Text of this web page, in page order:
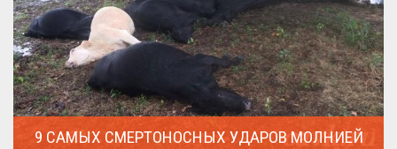
9 САМЫХ СМЕРТОНОСНЫХ УДАРОВ МОЛНИЕЙ